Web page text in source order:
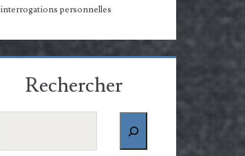
interrogations personnelles
Rechercher